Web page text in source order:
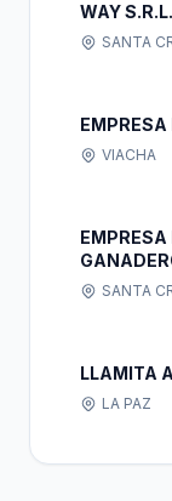
WAY S.R.L.
SANTA
VIACHA
EMPRESA
SANTA
LLAMITA
LA PAZ